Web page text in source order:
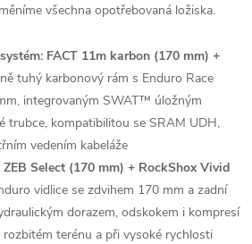
všechna opotřebovaná ložiska.
FACT 11m karbon (170 mm) +
tuhý karbonový rám s Enduro Race
integrovaným SWAT™ úložným
trubce, kompatibilitou se SRAM UDH,
vedením kabeláže
Select (170 mm) + RockShox Vivid
vidlice se zdvihem 170 mm a zadní
dorazem, odskokem i kompresí
terénu a při vysoké rychlosti